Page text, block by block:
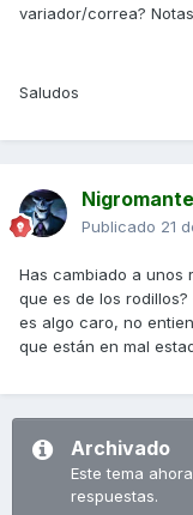
variador/correa?
Saludos
Nigromante
Publicado 21
Has cambiado a unos
que es de los
es algo caro, no
que están en mal
Archivado
Este tema
respuestas.